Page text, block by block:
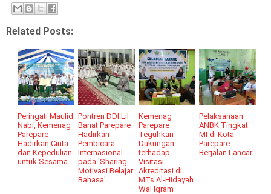
Related Posts:
Peringati Maulid
Nabi, Kemenag
Parepare
Hadirkan Cinta
dan Kepedulian
untuk Sesama
Pontren DDI Lil
Banat Parepare
Hadirkan
Pembicara
Internasional
pada 'Sharing
Motivasi Belajar
Bahasa'
Kemenag
Parepare
Teguhkan
Dukungan
terhadap
Visitasi
Akreditasi di
MTs Al-Hidayah
Wal Iqram
Pelaksanaan
ANBK Tingkat
MI di Kota
Parepare
Berjalan Lancar